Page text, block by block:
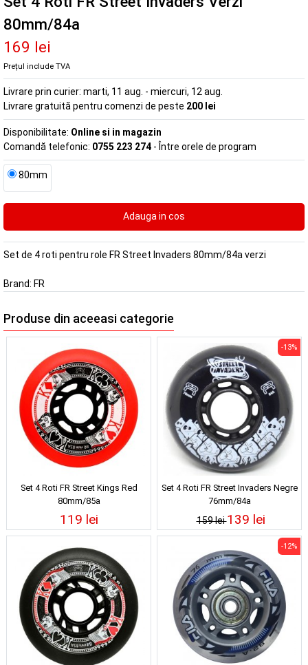
80mm/84a
169 lei
Prețul include TVA
Livrare prin curier: marti, 11 aug. - miercuri, 12 aug.
Livrare gratuită pentru comenzi de peste 200 lei
Disponibilitate: Online si in magazin
Comandă telefonic: 0755 223 274 - Între orele de program
80mm
Set de 4 roti pentru role FR Street Invaders 80mm/84a verzi
Brand: FR
Produse din aceeasi categorie
Set 4 Roti FR Street Kings Red
80mm/85a
119 lei
Set 4 Roti FR Street Invaders Negre
76mm/84a
159 lei
-13%
139 lei
-12%